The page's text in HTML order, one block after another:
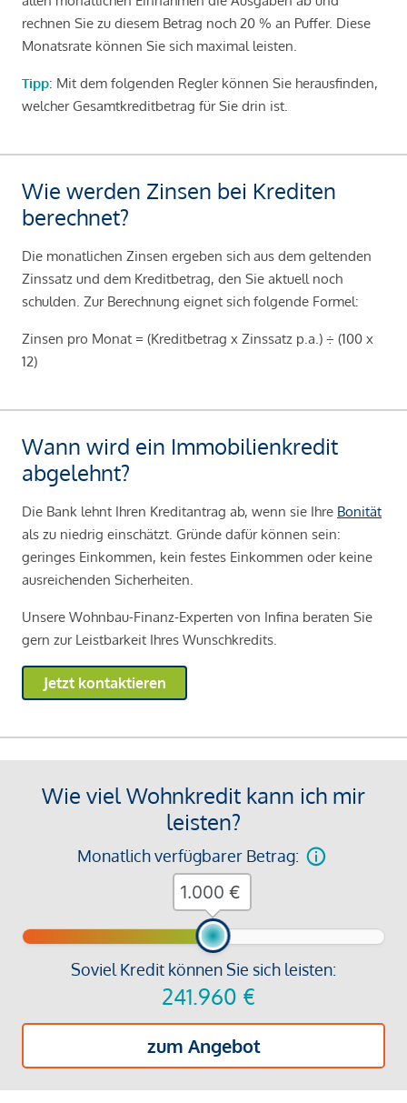
rechnen Sie zu diesem Betrag noch 20 % an Puffer. Diese
Monatsrate können Sie sich maximal leisten.
Tipp: Mit dem folgenden Regler können Sie herausfinden,
welcher Gesamtkreditbetrag für Sie drin ist.
Wie werden Zinsen bei Krediten
berechnet?
Die monatlichen Zinsen ergeben sich aus dem geltenden
Zinssatz und dem Kreditbetrag, den Sie aktuell noch
schulden. Zur Berechnung eignet sich folgende Formel:
Zinsen pro Monat = (Kreditbetrag x Zinssatz p.a.) ÷ (100 x
12)
Wann wird ein Immobilienkredit
abgelehnt?
Die Bank lehnt Ihren Kreditantrag ab, wenn sie Ihre Bonität
als zu niedrig einschätzt. Gründe dafür können sein:
geringes Einkommen, kein festes Einkommen oder keine
ausreichenden Sicherheiten.
Unsere Wohnbau-Finanz-Experten von Infina beraten Sie
gern zur Leistbarkeit Ihres Wunschkredits.
Jetzt kontaktieren
Wie viel Wohnkredit kann ich mir
leisten?
Monatlich verfügbarer Betrag:
Soviel Kredit können Sie sich leisten:
241.960 €
zum Angebot
€